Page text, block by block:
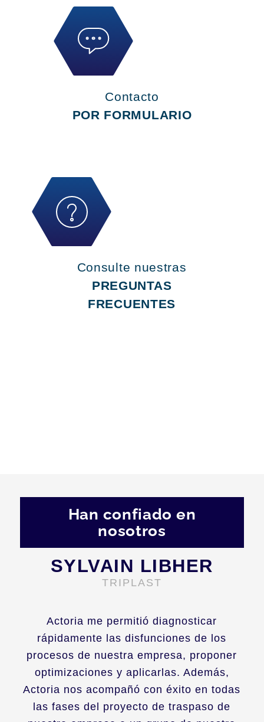
Contacto
POR FORMULARIO
Consulte nuestras
PREGUNTAS
FRECUENTES
Han confiado en
nosotros
Actoria me permitió diagnosticar
rápidamente las disfunciones de los
procesos de nuestra empresa, proponer
optimizaciones y aplicarlas. Además,
Actoria nos acompañó con éxito en todas
las fases del proyecto de traspaso de
SYLVAIN LIBHER
TRIPLAST